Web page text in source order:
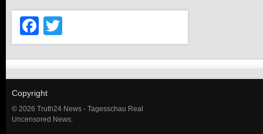
Facebook
Copyright
© 2026 Truth24 News - Tagesschau Real
Uncensored News.